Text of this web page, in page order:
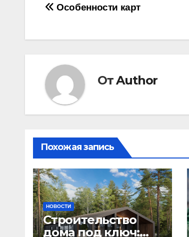
Навигация
Особенности карт
ОтAuthor
Похожая запись
НОВОСТИ
Строительство
дома под ключ: